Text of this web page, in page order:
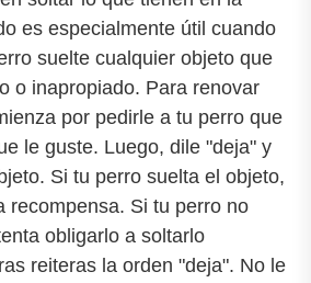
es especialmente útil cuando
suelte cualquier objeto que
o inapropiado. Para renovar
por pedirle a tu perro que
le guste. Luego, dile "deja" y
Si tu perro suelta el objeto,
recompensa. Si tu perro no
obligarlo a soltarlo
reiteras la orden "deja". No le